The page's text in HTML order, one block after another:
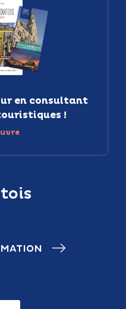
en consultant
!